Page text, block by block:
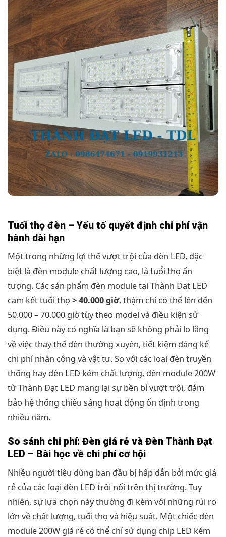
Tuổi thọ đèn – Yếu tố quyết định chi phí vận
hành dài hạn
Một trong những lợi thế vượt trội của đèn LED, đặc
biệt là đèn module chất lượng cao, là tuổi thọ ấn
tượng. Các sản phẩm đèn module tại Thành Đạt LED
cam kết tuổi thọ > 40.000 giờ, thậm chí có thể lên đến
50.000 – 70.000 giờ tùy theo model và điều kiện sử
dụng. Điều này có nghĩa là bạn sẽ không phải lo lắng
về việc thay thế đèn thường xuyên, tiết kiệm đáng kể
chi phí nhân công và vật tư. So với các loại đèn truyền
thống hay đèn LED kém chất lượng, đèn module 200W
từ Thành Đạt LED mang lại sự bền bỉ vượt trội, đảm
bảo hệ thống chiếu sáng hoạt động ổn định trong
nhiều năm.
So sánh chi phí: Đèn giá rẻ và Đèn Thành Đạt
LED – Bài học về chi phí cơ hội
Nhiều người tiêu dùng ban đầu bị hấp dẫn bởi mức giá
rẻ của các loại đèn LED trôi nổi trên thị trường. Tuy
nhiên, sự lựa chọn này thường đi kèm với những rủi ro
lớn về chất lượng, tuổi thọ và hiệu suất. Một chiếc đèn
module 200W giá rẻ có thể chỉ sử dụng chip LED kém